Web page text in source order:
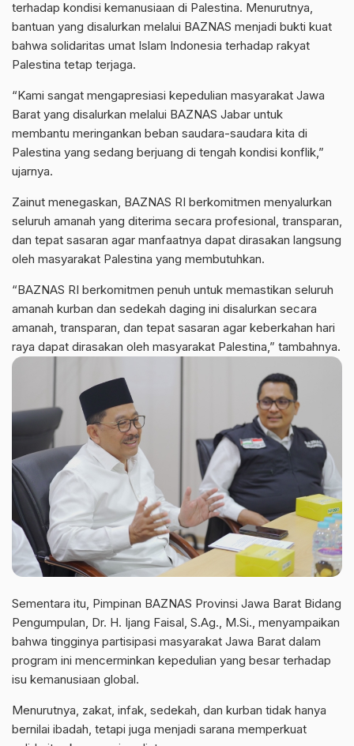
terhadap kondisi kemanusiaan di Palestina. Menurutnya,
bantuan yang disalurkan melalui BAZNAS menjadi bukti kuat
bahwa solidaritas umat Islam Indonesia terhadap rakyat
Palestina tetap terjaga.
“Kami sangat mengapresiasi kepedulian masyarakat Jawa
Barat yang disalurkan melalui BAZNAS Jabar untuk
membantu meringankan beban saudara-saudara kita di
Palestina yang sedang berjuang di tengah kondisi konflik,”
ujarnya.
Zainut menegaskan, BAZNAS RI berkomitmen menyalurkan
seluruh amanah yang diterima secara profesional, transparan,
dan tepat sasaran agar manfaatnya dapat dirasakan langsung
oleh masyarakat Palestina yang membutuhkan.
“BAZNAS RI berkomitmen penuh untuk memastikan seluruh
amanah kurban dan sedekah daging ini disalurkan secara
amanah, transparan, dan tepat sasaran agar keberkahan hari
raya dapat dirasakan oleh masyarakat Palestina,” tambahnya.
Sementara itu, Pimpinan BAZNAS Provinsi Jawa Barat Bidang
Pengumpulan, Dr. H. Ijang Faisal, S.Ag., M.Si., menyampaikan
bahwa tingginya partisipasi masyarakat Jawa Barat dalam
program ini mencerminkan kepedulian yang besar terhadap
isu kemanusiaan global.
Menurutnya, zakat, infak, sedekah, dan kurban tidak hanya
bernilai ibadah, tetapi juga menjadi sarana memperkuat